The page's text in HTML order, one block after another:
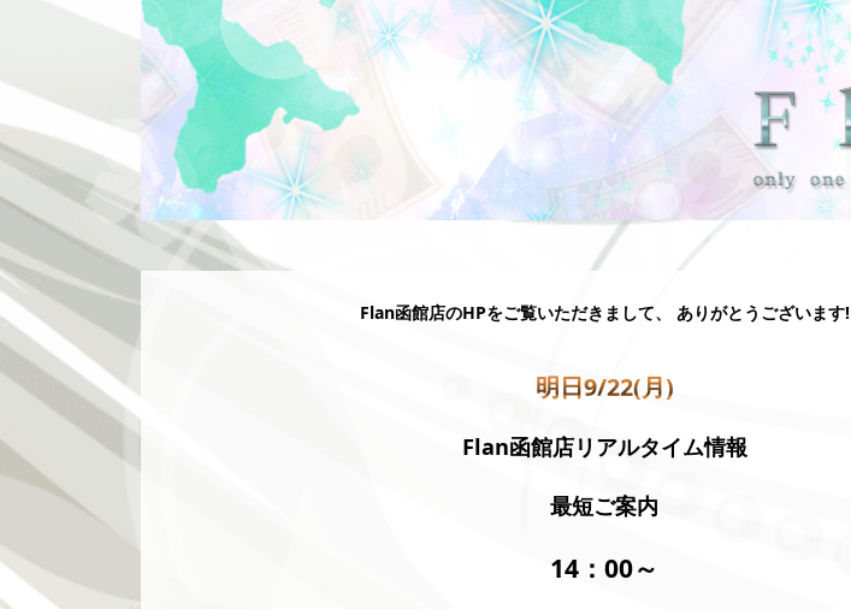
Flan函館店のHPをご覧いただきまして、 ありがとうございます!
明日9/22(月)
Flan函館店リアルタイム情報
最短ご案内
14：00～